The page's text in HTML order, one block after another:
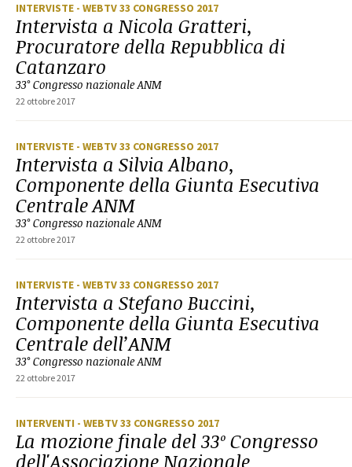
INTERVISTE - WEBTV 33 CONGRESSO 2017
Intervista a Nicola Gratteri,
Procuratore della Repubblica di
Catanzaro
33° Congresso nazionale ANM
22 ottobre 2017
INTERVISTE - WEBTV 33 CONGRESSO 2017
Intervista a Silvia Albano,
Componente della Giunta Esecutiva
Centrale ANM
33° Congresso nazionale ANM
22 ottobre 2017
INTERVISTE - WEBTV 33 CONGRESSO 2017
Intervista a Stefano Buccini,
Componente della Giunta Esecutiva
Centrale dell’ANM
33° Congresso nazionale ANM
22 ottobre 2017
INTERVENTI - WEBTV 33 CONGRESSO 2017
La mozione finale del 33º Congresso
dell'Associazione Nazionale